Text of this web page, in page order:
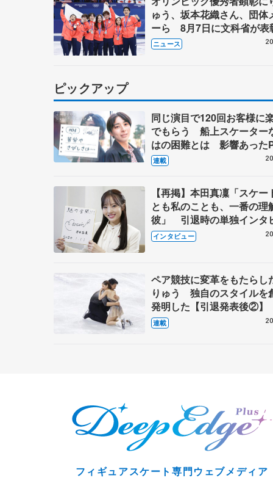
ゅう、坂本花織さん、団体
ーら 8月7日に文科省が表
ブルーノ・マルコット、中
らコーチも
ニュース
ピックアップ
同じ演目で120回お客様に
でもらう 船上スケーター
はの困難とは 影響あった
キャプテン松永さんの存在
連載
【再掲】本田真凜「スケー
とも私のことも、一番の理
彼」 引退時の単独インタ
で語った競技人生や家族、
これからの夢…
インタビュー
ペア競技に変革をもたらし
りゅう 独自のスタイルを
発明した【引退発表後②】
連載
フィギュアスケート専門ウェブメディア